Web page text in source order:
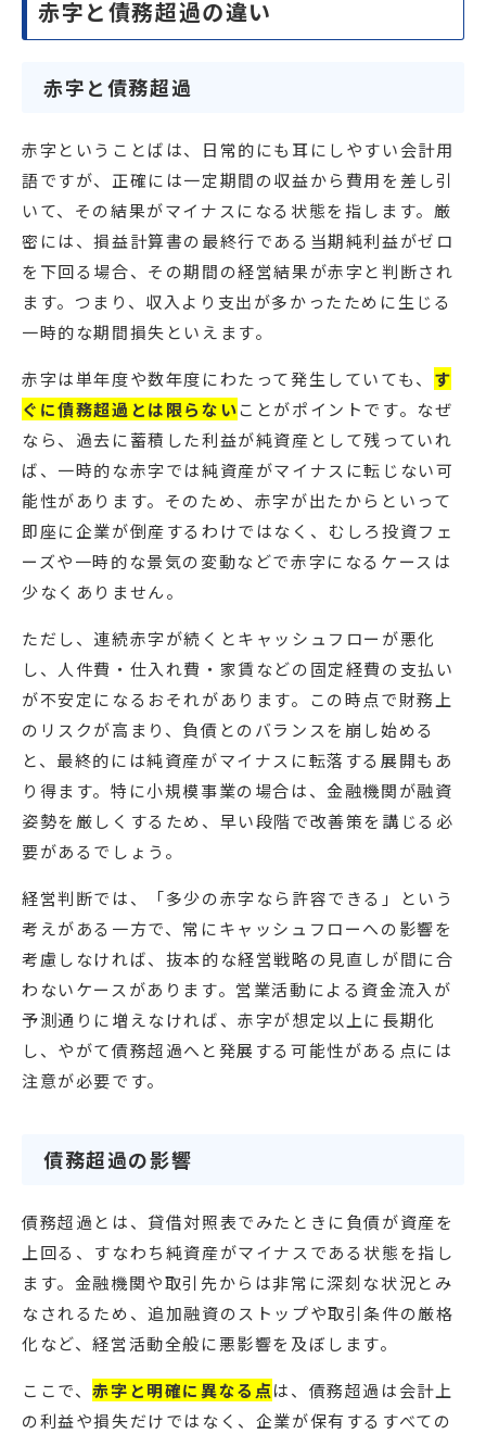
赤字と債務超過の違い
赤字と債務超過
赤字ということばは、日常的にも耳にしやすい会計用
語ですが、正確には一定期間の収益から費用を差し引
いて、その結果がマイナスになる状態を指します。厳
密には、損益計算書の最終行である当期純利益がゼロ
を下回る場合、その期間の経営結果が赤字と判断され
ます。つまり、収入より支出が多かったために生じる
一時的な期間損失といえます。
赤字は単年度や数年度にわたって発生していても、 す
ぐに債務超過とは限らないことがポイントです。なぜ
なら、過去に蓄積した利益が純資産として残っていれ
ば、一時的な赤字では純資産がマイナスに転じない可
能性があります。そのため、赤字が出たからといって
即座に企業が倒産するわけではなく、むしろ投資フェ
ーズや一時的な景気の変動などで赤字になるケースは
少なくありません。
ただし、連続赤字が続くとキャッシュフローが悪化
し、人件費・仕入れ費・家賃などの固定経費の支払い
が不安定になるおそれがあります。この時点で財務上
のリスクが高まり、負債とのバランスを崩し始める
と、最終的には純資産がマイナスに転落する展開もあ
り得ます。特に小規模事業の場合は、金融機関が融資
姿勢を厳しくするため、早い段階で改善策を講じる必
要があるでしょう。
経営判断では、「多少の赤字なら許容できる」という
考えがある一方で、常にキャッシュフローへの影響を
考慮しなければ、抜本的な経営戦略の見直しが間に合
わないケースがあります。営業活動による資金流入が
予測通りに増えなければ、赤字が想定以上に長期化
し、やがて債務超過へと発展する可能性がある点には
注意が必要です。
債務超過の影響
債務超過とは、貸借対照表でみたときに負債が資産を
上回る、すなわち純資産がマイナスである状態を指し
ます。金融機関や取引先からは非常に深刻な状況とみ
なされるため、追加融資のストップや取引条件の厳格
化など、経営活動全般に悪影響を及ぼします。
ここで、赤字と明確に異なる点は、債務超過は会計上
の利益や損失だけではなく、企業が保有するすべての